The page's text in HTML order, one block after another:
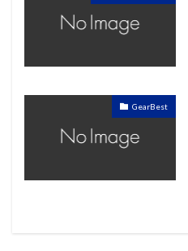
GearBest